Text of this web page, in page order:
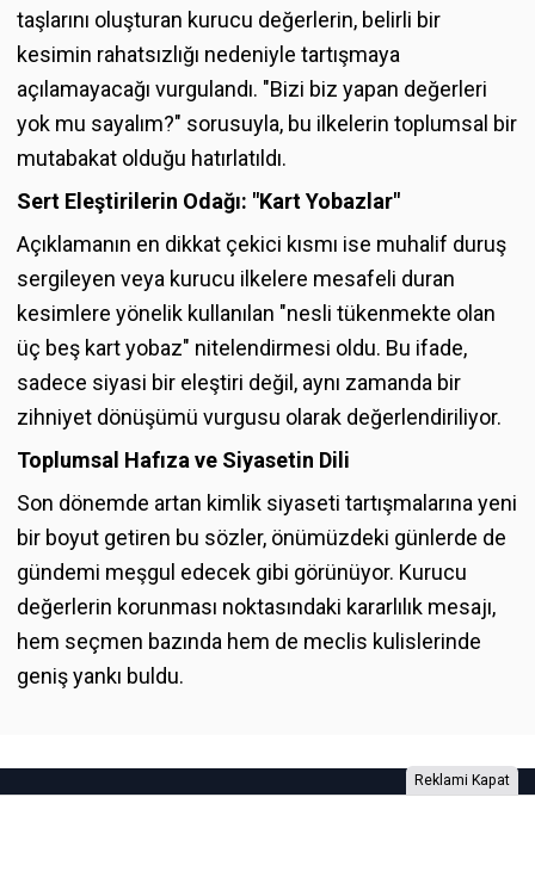
taşlarını oluşturan kurucu değerlerin, belirli bir
kesimin rahatsızlığı nedeniyle tartışmaya
açılamayacağı vurgulandı. "Bizi biz yapan değerleri
yok mu sayalım?" sorusuyla, bu ilkelerin toplumsal bir
mutabakat olduğu hatırlatıldı.
Sert Eleştirilerin Odağı: "Kart Yobazlar"
Açıklamanın en dikkat çekici kısmı ise muhalif duruş
sergileyen veya kurucu ilkelere mesafeli duran
kesimlere yönelik kullanılan "nesli tükenmekte olan
üç beş kart yobaz" nitelendirmesi oldu. Bu ifade,
sadece siyasi bir eleştiri değil, aynı zamanda bir
zihniyet dönüşümü vurgusu olarak değerlendiriliyor.
Toplumsal Hafıza ve Siyasetin Dili
Son dönemde artan kimlik siyaseti tartışmalarına yeni
bir boyut getiren bu sözler, önümüzdeki günlerde de
gündemi meşgul edecek gibi görünüyor. Kurucu
değerlerin korunması noktasındaki kararlılık mesajı,
hem seçmen bazında hem de meclis kulislerinde
geniş yankı buldu.
Reklami Kapat